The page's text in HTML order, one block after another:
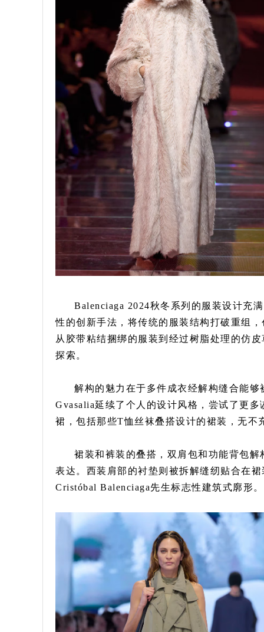
Balenciaga 2024秋冬系列的服装设计充
性的创新手法，将传统的服装结构打破重组
从胶带粘结捆绑的服装到经过树脂处理的仿
探索。
解构的魅力在于多件成衣经解构缝合能
Gvasalia延续了个人的设计风格，尝试了更
裙，包括那些T恤丝袜叠搭设计的裙装，无不
裙装和裤装的叠搭，双肩包和功能背包
表达。西装肩部的衬垫则被拆解缝纫贴合在
Cristóbal Balenciaga先生标志性建筑式廓形。